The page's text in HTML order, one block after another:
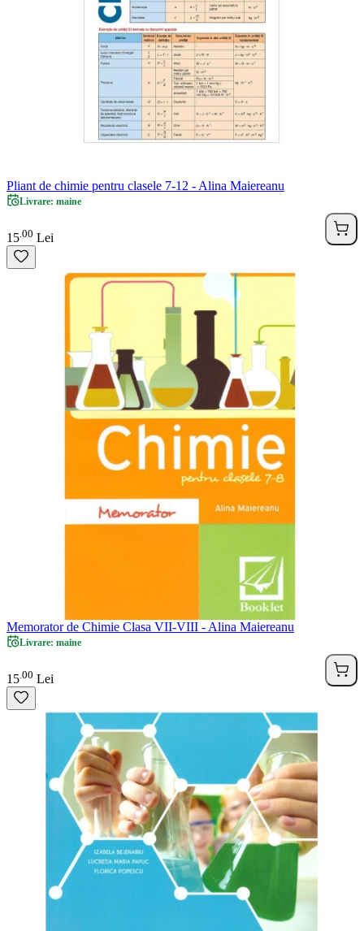
Pliant de chimie pentru clasele 7-12 - Alina Maiereanu
Livrare: maine
15 00 Lei
Memorator de Chimie Clasa VII-VIII - Alina Maiereanu
Livrare: maine
15 00 Lei